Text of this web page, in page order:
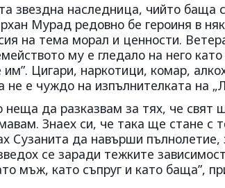
звездна наследница, чийто баща
Мурад редовно бе героиня в
на тема морал и ценности.
му е гледало на него
Цигари, наркотици, комар,
е чуждо на изпълнителката на
неща да разказвам за тях, че свят
Знаех си, че така ще стане с
Сузанита да навърши
се заради тежките
мъж, като съпруг и като баща”,